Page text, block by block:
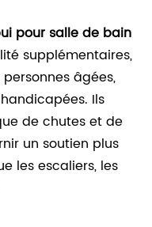
pour salle de bain
supplémentaires,
âgées,
Ils
de chutes et de
un soutien plus
les escaliers, les